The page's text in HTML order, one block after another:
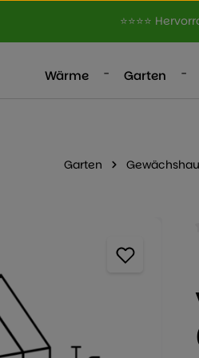
⭐⭐⭐⭐
Wärme - Garten -
Garten